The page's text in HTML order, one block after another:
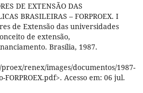
DE EXTENSÃO DAS
BRASILEIRAS – FORPROEX. I
de Extensão das universidades
de extensão,
Brasília, 1987.
renex/images/documentos/1987-
Acesso em: 06 jul.